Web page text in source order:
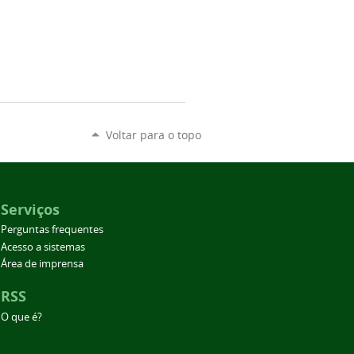
Voltar para o topo
Serviços
Perguntas frequentes
Acesso a sistemas
Área de imprensa
RSS
O que é?